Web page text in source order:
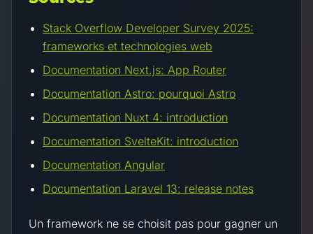
Stack Overflow Developer Survey 2025:
frameworks et technologies web
Documentation Next.js: App Router
Documentation Astro: pourquoi Astro
Documentation Nuxt 4: introduction
Documentation SvelteKit: introduction
Documentation Angular
Documentation Laravel 13: release notes
Un framework ne se choisit pas pour gagner un